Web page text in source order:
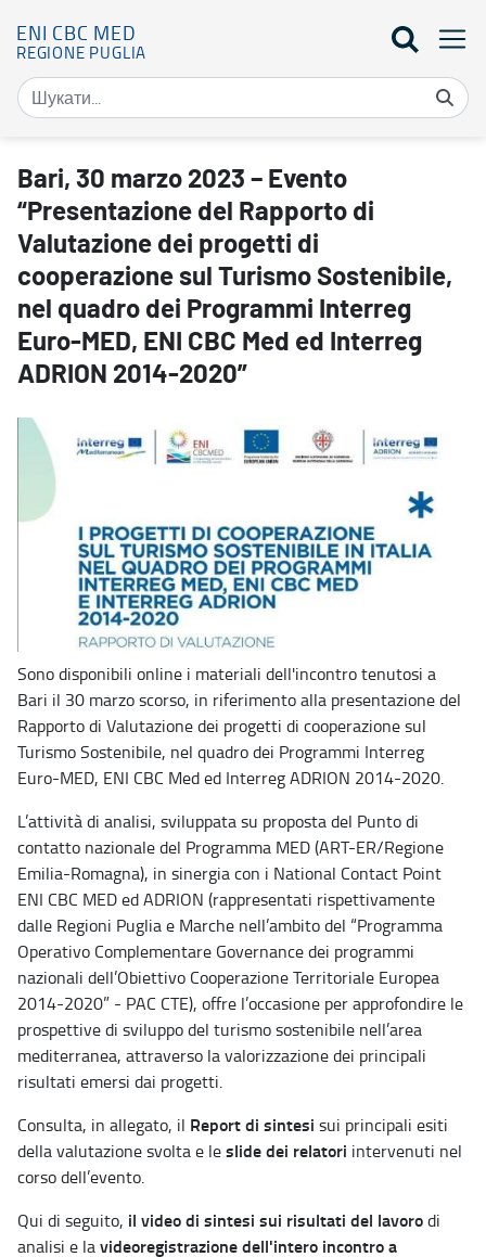
ENI CBC MED
REGIONE PUGLIA
Bari, 30 marzo 2023 – Evento “Presentazione del Rapporto di
Bari, 30 marzo 2023 – Evento
“Presentazione del Rapporto di
Valutazione dei progetti di
cooperazione sul Turismo Sostenibile,
nel quadro dei Programmi Interreg
Euro-MED, ENI CBC Med ed Interreg
ADRION 2014-2020”
Sono disponibili online i materiali dell'incontro tenutosi a
Bari il 30 marzo scorso, in riferimento alla presentazione del
Rapporto di Valutazione dei progetti di cooperazione sul
Turismo Sostenibile, nel quadro dei Programmi Interreg
Euro-MED, ENI CBC Med ed Interreg ADRION 2014-2020.
L’attività di analisi, sviluppata su proposta del Punto di
contatto nazionale del Programma MED (ART-ER/Regione
Emilia-Romagna), in sinergia con i National Contact Point
ENI CBC MED ed ADRION (rappresentati rispettivamente
dalle Regioni Puglia e Marche nell’ambito del “Programma
Operativo Complementare Governance dei programmi
nazionali dell’Obiettivo Cooperazione Territoriale Europea
2014-2020” - PAC CTE), offre l’occasione per approfondire le
prospettive di sviluppo del turismo sostenibile nell’area
mediterranea, attraverso la valorizzazione dei principali
risultati emersi dai progetti.
Consulta, in allegato, il Report di sintesi sui principali esiti
della valutazione svolta e leslide dei relatori intervenuti nel
corso dell’evento.
Qui di seguito, il video di sintesi sui risultati del lavorodi
analisi e lavideoregistrazione dell'intero incontro a